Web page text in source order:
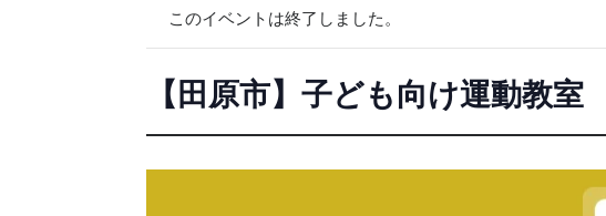
このイベントは終了しました。
【田原市】子ども向け運動教室